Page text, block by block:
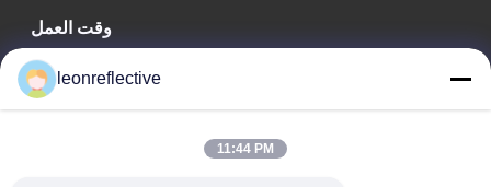
وقت العمل
9:00-18:00
عنواننا
leonreflective
11:44 PM